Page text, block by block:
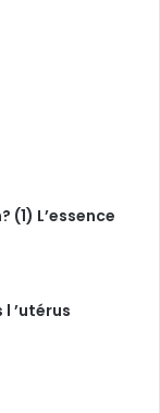
(1) L’essence
’utérus